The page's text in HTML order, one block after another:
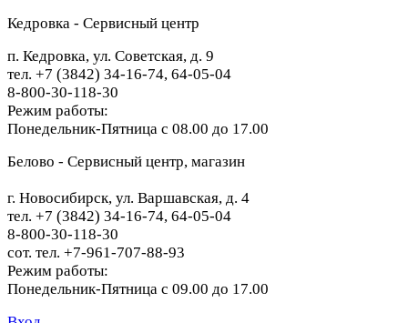
Кедровка - Сервисный центр
п. Кедровка, ул. Советская, д. 9
тел. +7 (3842) 34-16-74, 64-05-04
8-800-30-118-30
Режим работы:
Понедельник-Пятница с 08.00 до 17.00
Белово - Сервисный центр, магазин
г. Новосибирск, ул. Варшавская, д. 4
тел. +7 (3842) 34-16-74, 64-05-04
8-800-30-118-30
сот. тел. +7-961-707-88-93
Режим работы:
Понедельник-Пятница с 09.00 до 17.00